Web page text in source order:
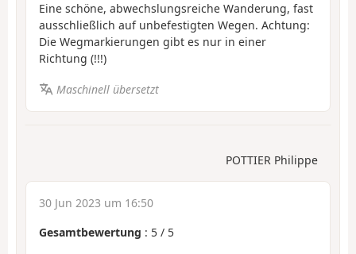
Eine schöne, abwechslungsreiche Wanderung, fast
ausschließlich auf unbefestigten Wegen. Achtung:
Die Wegmarkierungen gibt es nur in einer
Richtung (!!!)
Maschinell übersetzt
POTTIER Philippe
30 Jun 2023 um 16:50
Gesamtbewertung : 5 / 5